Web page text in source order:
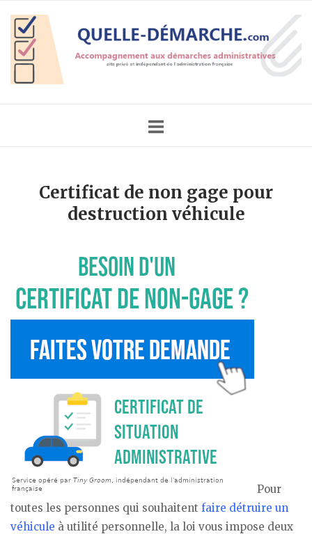
content
Home
Certificat de non gage pour
destruction véhicule
Pour
toutes les personnes qui souhaitent faire détruire un
véhicule à utilité personnelle, la loi vous impose deux